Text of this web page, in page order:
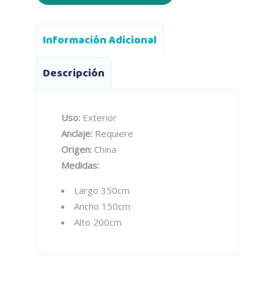
Información Adicional
Descripción
Uso: Exterior
Anclaje: Requiere
Origen: China
Medidas:
Largo 350cm
Ancho 150cm
Alto 200cm